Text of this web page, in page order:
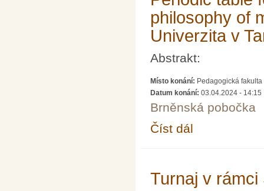
philosophy of
Univerzita v
Abstrakt:
Místo konání: Pedagogická
Datum konání: 03.04.2024 - 14:15
Brněnská pobočka
Číst dál
Turnaj v